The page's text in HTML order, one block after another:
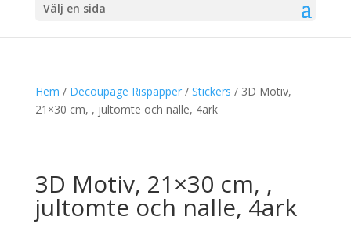
Välj en sida
Hem / Decoupage Rispapper/ Stickers / 3D Motiv,
21×30 cm, , jultomte och nalle, 4ark
3D Motiv, 21×30 cm, ,
jultomte och nalle, 4ark